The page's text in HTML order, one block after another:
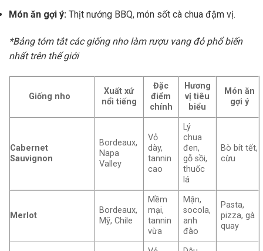
Món ăn gợi ý: Thịt nướng BBQ, món sốt cà chua đậm vị.
*Bảng tóm tắt các giống nho làm rượu vang đỏ phổ biến
nhất trên thế giới
Giống nho
Xuất xứ
nổi tiếng
Đặc
điểm
chính
Hương
vị tiêu
biểu
Món ăn
gợi ý
Cabernet
Sauvignon
Bordeaux,
Napa
Valley
Vỏ
dày,
tannin
cao
Lý
chua
đen,
gỗ sồi,
thuốc
lá
Bò bít tết,
cừu
Merlot
Bordeaux,
Mỹ, Chile
Mềm
mại,
tannin
vừa
Mận,
socola,
anh
đào
Pasta,
pizza, gà
quay